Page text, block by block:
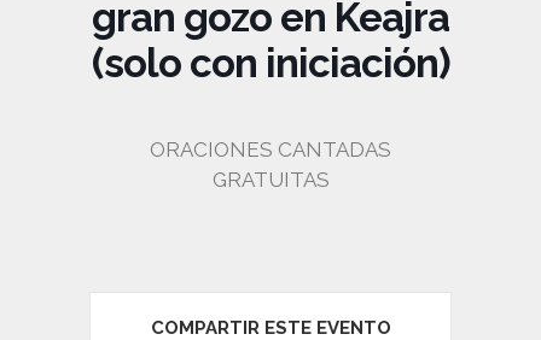
gran gozo en Keajra
(solo con iniciación)
ORACIONES CANTADAS
GRATUITAS
COMPARTIR ESTE EVENTO